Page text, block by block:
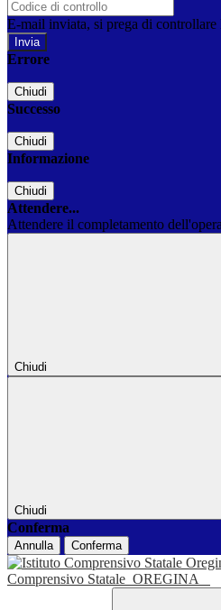
E-mail inviata, si prega di controllare
Errore
Chiudi
Successo
Chiudi
Informazione
Chiudi
Attendere...
Attendere il completamento
Chiudi
Chiudi
Conferma
Annulla Conferma
Comprensivo Statale OREGINA